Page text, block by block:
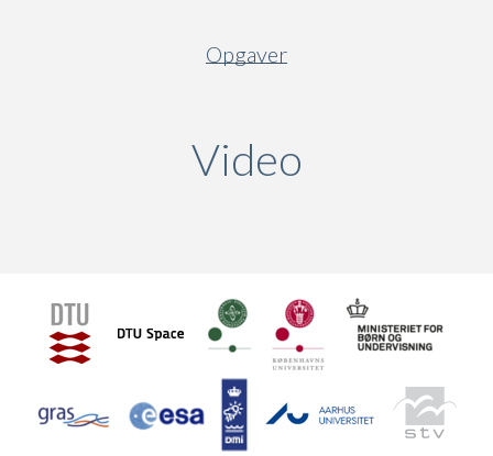
Opgaver
Video